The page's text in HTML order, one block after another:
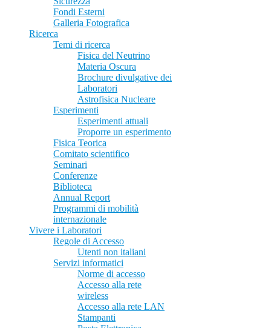
Fondi Esterni
Galleria Fotografica
Ricerca
Temi di ricerca
Fisica del Neutrino
Materia Oscura
Brochure divulgative dei
Laboratori
Astrofisica Nucleare
Esperimenti
Esperimenti attuali
Proporre un esperimento
Fisica Teorica
Comitato scientifico
Seminari
Conferenze
Biblioteca
Annual Report
Programmi di mobilità
internazionale
Vivere i Laboratori
Regole di Accesso
Utenti non italiani
Servizi informatici
Norme di accesso
Accesso alla rete
wireless
Accesso alla rete LAN
Stampanti